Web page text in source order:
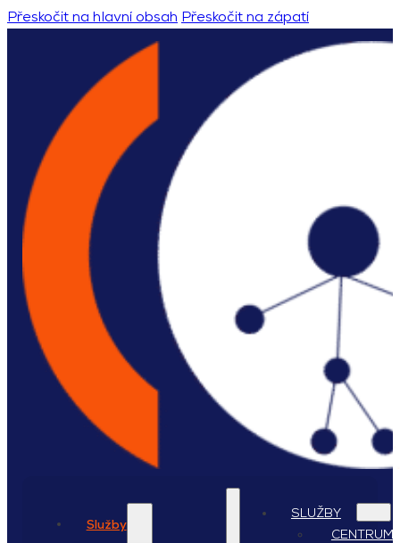
Přeskočit na hlavní obsah Přeskočit na zápatí
Služby
SLUŽBY
CENTRUM